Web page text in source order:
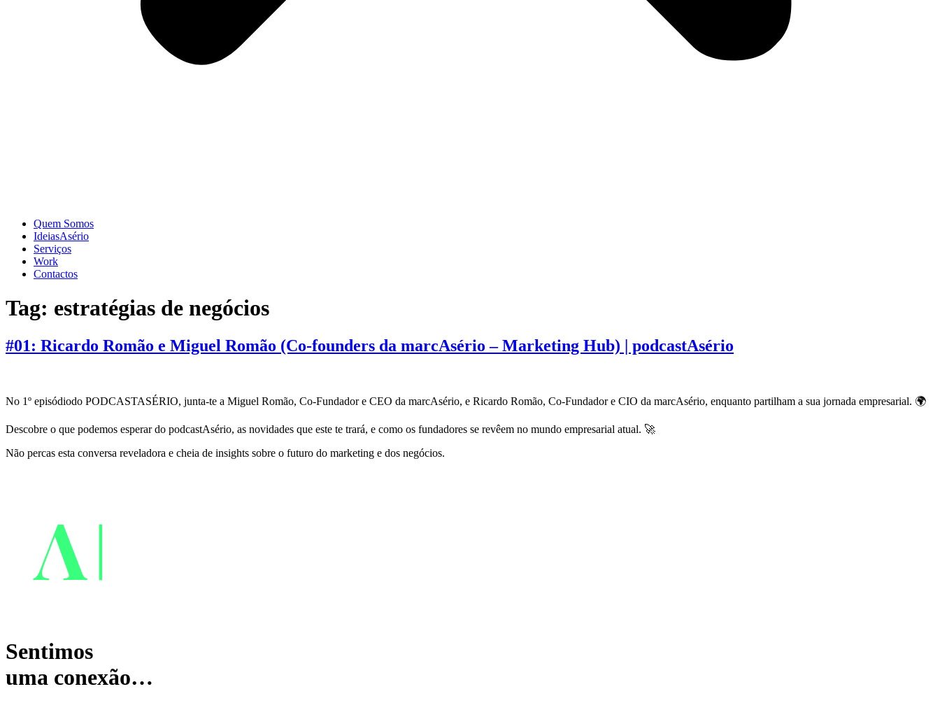
Quem Somos
IdeiasAsério
Serviços
Work
Contactos
Tag: estratégias de negócios
#01: Ricardo Romão e Miguel Romão (Co-founders da marcAsério – Marketing Hub) | podcastAsério
No 1º episódiodo PODCASTASÉRIO, junta-te a Miguel Romão, Co-Fundador e CEO da marcAsério, e Ricardo Romão, Co-Fundador e CIO da marcAsério, enquanto partilham a sua jornada empresarial. 🌍
Descobre o que podemos esperar do podcastAsério, as novidades que este te trará, e como os fundadores se revêem no mundo empresarial atual. 🚀
Não percas esta conversa reveladora e cheia de insights sobre o futuro do marketing e dos negócios.
Sentimos
uma conexão…